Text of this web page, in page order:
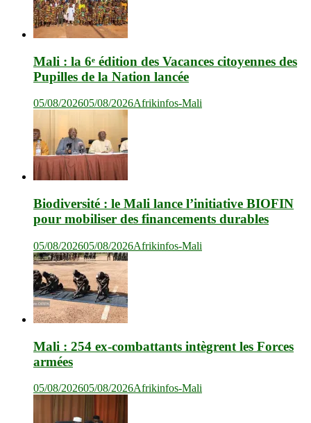
Mali : la 6ᵉ édition des Vacances citoyennes des
Pupilles de la Nation lancée
05/08/202605/08/2026Afrikinfos-Mali
Biodiversité : le Mali lance l’initiative BIOFIN
pour mobiliser des financements durables
05/08/202605/08/2026Afrikinfos-Mali
Mali : 254 ex-combattants intègrent les Forces
armées
05/08/202605/08/2026Afrikinfos-Mali